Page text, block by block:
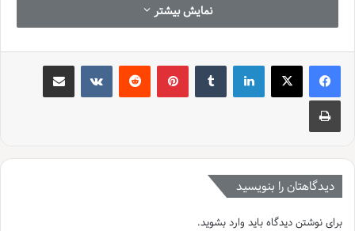
نورپردازی خطی
نمایش بیشتر
لینکدین ‫تامبلر ‫پین‌ترست‫رددیت ‫VKontakteاشتراک گذاری از طریق ایمیل
چاپ
دیدگاهتان را بنویسید
برای نوشتن دیدگاه باید وارد بشوید.